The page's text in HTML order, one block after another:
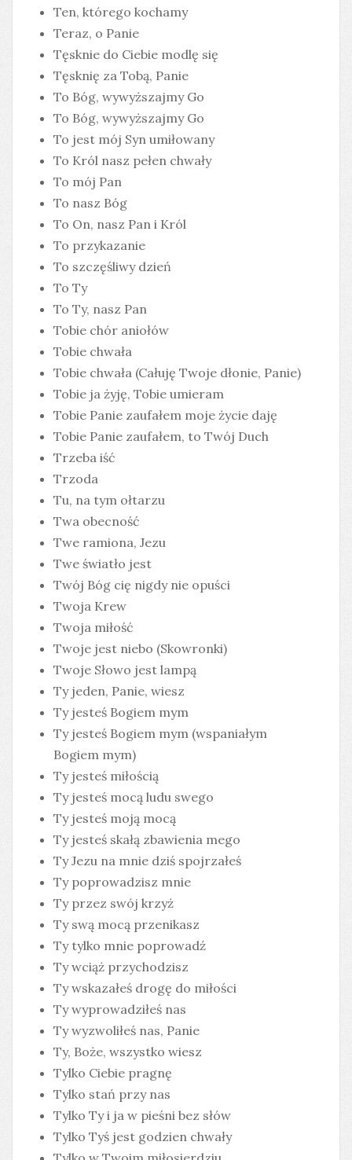
Ten, którego kochamy
Teraz, o Panie
Tęsknie do Ciebie modlę się
Tęsknię za Tobą, Panie
To Bóg, wywyższajmy Go
To Bóg, wywyższajmy Go
To jest mój Syn umiłowany
To Król nasz pełen chwały
To mój Pan
To nasz Bóg
To On, nasz Pan i Król
To przykazanie
To szczęśliwy dzień
To Ty
To Ty, nasz Pan
Tobie chór aniołów
Tobie chwała
Tobie chwała (Całuję Twoje dłonie, Panie)
Tobie ja żyję, Tobie umieram
Tobie Panie zaufałem moje życie daję
Tobie Panie zaufałem, to Twój Duch
Trzeba iść
Trzoda
Tu, na tym ołtarzu
Twa obecność
Twe ramiona, Jezu
Twe światło jest
Twój Bóg cię nigdy nie opuści
Twoja Krew
Twoja miłość
Twoje jest niebo (Skowronki)
Twoje Słowo jest lampą
Ty jeden, Panie, wiesz
Ty jesteś Bogiem mym
Ty jesteś Bogiem mym (wspaniałym
Bogiem mym)
Ty jesteś miłością
Ty jesteś mocą ludu swego
Ty jesteś moją mocą
Ty jesteś skałą zbawienia mego
Ty Jezu na mnie dziś spojrzałeś
Ty poprowadzisz mnie
Ty przez swój krzyż
Ty swą mocą przenikasz
Ty tylko mnie poprowadź
Ty wciąż przychodzisz
Ty wskazałeś drogę do miłości
Ty wyprowadziłeś nas
Ty wyzwoliłeś nas, Panie
Ty, Boże, wszystko wiesz
Tylko Ciebie pragnę
Tylko stań przy nas
Tylko Ty i ja w pieśni bez słów
Tylko Tyś jest godzien chwały